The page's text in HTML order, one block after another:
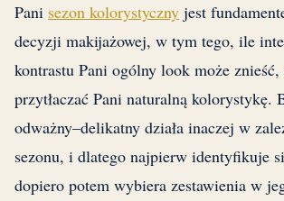
Pani sezon kolorystyczny jest
decyzji makijażowej, w tym tego, ile
kontrastu Pani ogólny look może
przytłaczać Pani naturalną kolorystykę.
odważny–delikatny działa inaczej w
sezonu, i dlatego najpierw identyfikuje
dopiero potem wybiera zestawienia w